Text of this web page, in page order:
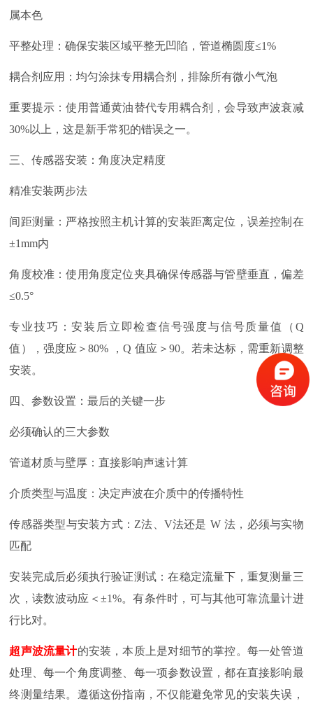
属本色
平整处理：确保安装区域平整无凹陷，管道椭圆度≤1%
耦合剂应用：均匀涂抹专用耦合剂，排除所有微小气泡
重要提示：使用普通黄油替代专用耦合剂，会导致声波衰减
30%以上，这是新手常犯的错误之一。
三、传感器安装：角度决定精度
精准安装两步法
间距测量：严格按照主机计算的安装距离定位，误差控制在
±1mm内
角度校准：使用角度定位夹具确保传感器与管壁垂直，偏差
≤0.5°
专业技巧：安装后立即检查信号强度与信号质量值（ Q
值），强度应＞80% ，Q 值应＞ 90。若未达标，需重新调整
安装。
四、参数设置：最后的关键一步
必须确认的三大参数
管道材质与壁厚：直接影响声速计算
介质类型与温度：决定声波在介质中的传播特性
传感器类型与安装方式： Z法、 V法还是 W 法，必须与实物
匹配
安装完成后必须执行验证测试：在稳定流量下，重复测量三
次，读数波动应＜ ±1%。有条件时，可与其他可靠流量计进
行比对。
超声波流量计的安装，本质上是对细节的掌控。每一处管道
处理、每一个角度调整、每一项参数设置，都在直接影响最
终测量结果。遵循这份指南，不仅能避免常见的安装失误，